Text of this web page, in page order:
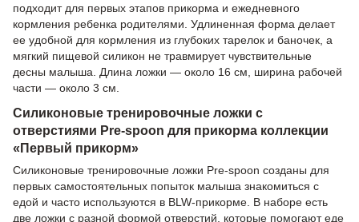
подходит для первых этапов прикорма и ежедневного
кормления ребенка родителями. Удлиненная форма делает
ее удобной для кормления из глубоких тарелок и баночек, а
мягкий пищевой силикон не травмирует чувствительные
десны малыша. Длина ложки — около 16 см, ширина рабочей
части — около 3 см.
Силиконовые тренировочные ложки с
отверстиями Pre-spoon для прикорма коллекции
«Первый прикорм»
Силиконовые тренировочные ложки Pre-spoon созданы для
первых самостоятельных попыток малыша знакомиться с
едой и часто используются в BLW-прикорме. В наборе есть
две ложки с разной формой отверстий, которые помогают еде